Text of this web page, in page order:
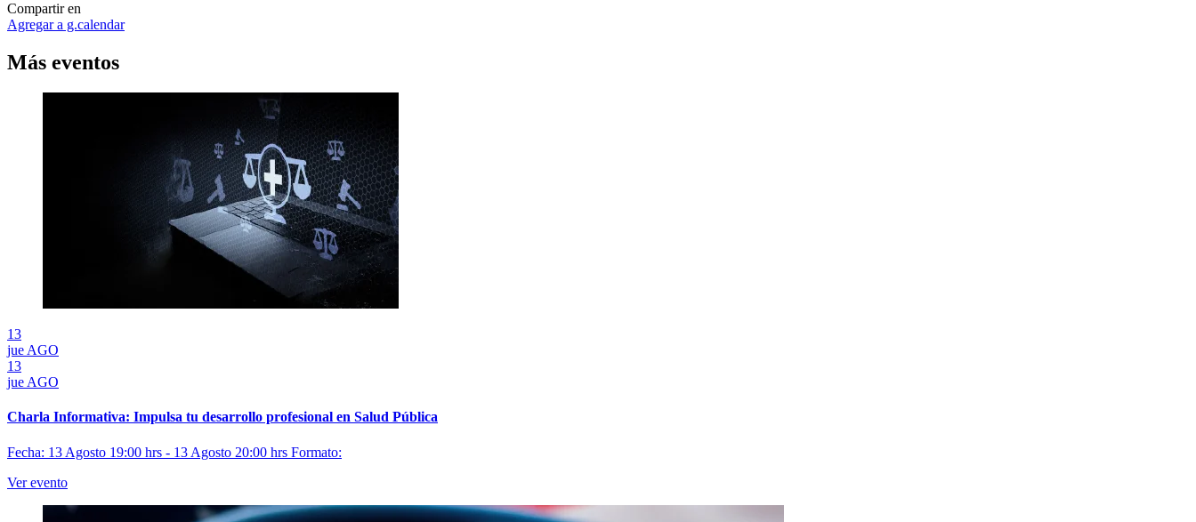
Compartir en
Agregar a g.calendar
Más eventos
13
jue AGO
13
jue AGO
Charla Informativa: Impulsa tu desarrollo profesional en Salud Pública
Fecha: 13 Agosto 19:00 hrs - 13 Agosto 20:00 hrs Formato:
Ver evento